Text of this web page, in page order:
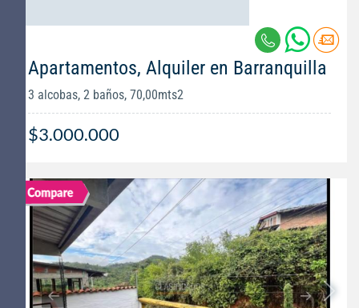
Apartamentos, Alquiler en Barranquilla
3 alcobas, 2 baños, 70,00mts2
$3.000.000